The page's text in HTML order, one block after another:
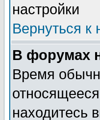
настройки
Вернуться к
В форумах
Время
находитесь